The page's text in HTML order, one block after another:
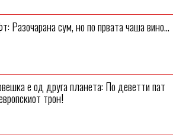
Разочарана сум, но по првата чаша вино…
е од друга планета: По деветти пат
трон!